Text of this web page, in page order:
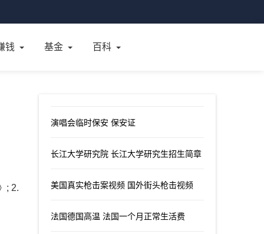
钱 基金 百科
; 2.
演唱会临时保安 保安证
长江大学研究院 长江大学研究生招生简章
美国真实枪击案视频 国外街头枪击视频
法国德国高温 法国一个月正常生活费